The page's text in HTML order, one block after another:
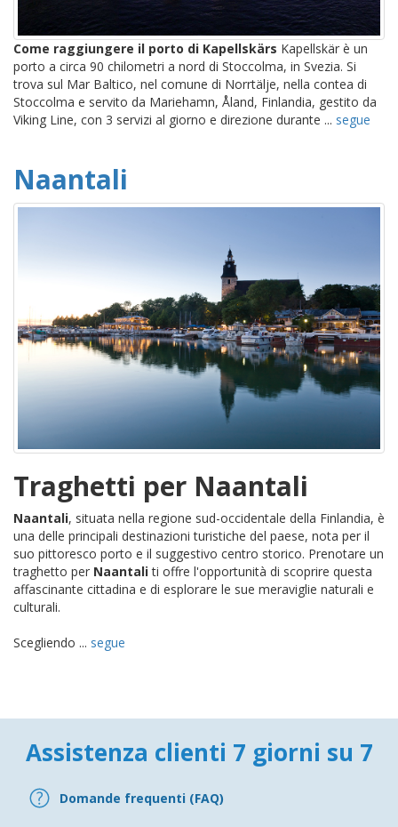
Come raggiungere il porto di Kapellskärs Kapellskär è un
porto a circa 90 chilometri a nord di Stoccolma, in Svezia. Si
trova sul Mar Baltico, nel comune di Norrtälje, nella contea di
Stoccolma e servito da Mariehamn, Åland, Finlandia, gestito da
Viking Line, con 3 servizi al giorno e direzione durante ... segue
Naantali
Traghetti per Naantali
Naantali, situata nella regione sud-occidentale della Finlandia, è
una delle principali destinazioni turistiche del paese, nota per il
suo pittoresco porto e il suggestivo centro storico. Prenotare un
traghetto per Naantaliti offre l'opportunità di scoprire questa
affascinante cittadina e di esplorare le sue meraviglie naturali e
culturali.
Scegliendo ... segue
Assistenza clienti 7 giorni su 7
Domande frequenti (FAQ)